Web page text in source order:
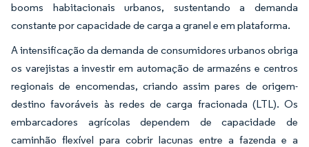
booms habitacionais urbanos, sustentando a demanda
constante por capacidade de carga a granel e em plataforma.
A intensificação da demanda de consumidores urbanos obriga
os varejistas a investir em automação de armazéns e centros
regionais de encomendas, criando assim pares de origem-
destino favoráveis às redes de carga fracionada (LTL). Os
embarcadores agrícolas dependem de capacidade de
caminhão flexível para cobrir lacunas entre a fazenda e a